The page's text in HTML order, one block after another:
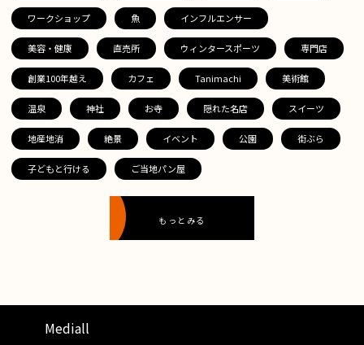
ワークショップ 魚 インフルエンサー
美容・健康 直売所 ウィンタースポーツ 専門店
創業100年越え カフェ Tanimachi 美術館
温泉 神社 お寺 隠れた名店 スイーツ
地産地消 絶景 イベント 公園 街ぶら
子どもと行ける ご当地パン屋
もっとみる
Mediall